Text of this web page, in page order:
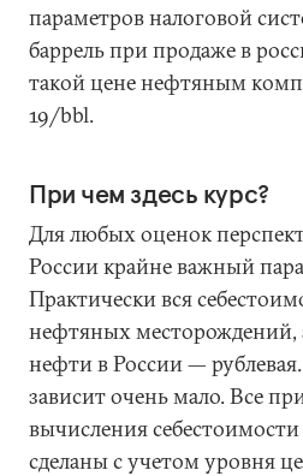
параметров налоговой
баррель при продаже в
такой цене нефтяным
19/bbl.
При чем здесь курс?
Для любых оценок
России крайне важный
Практически вся
нефтяных месторождений,
нефти в России —
зависит очень мало. Все
вычисления
сделаны с учетом уровня